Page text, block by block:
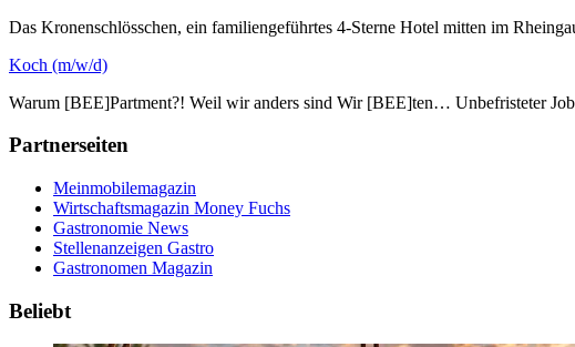
Das Kronenschlösschen, ein familiengeführtes 4-Sterne Hotel mitten im
Koch (m/w/d)
Warum [BEE]Partment?! Weil wir anders sind Wir [BEE]ten… Unbefristeter
Partnerseiten
Meinmobilemagazin
Wirtschaftsmagazin Money Fuchs
Gastronomie News
Stellenanzeigen Gastro
Gastronomen Magazin
Beliebt